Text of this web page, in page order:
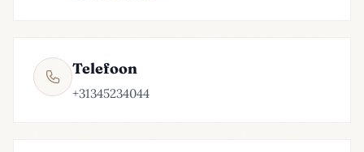
Telefoon
+31345234044